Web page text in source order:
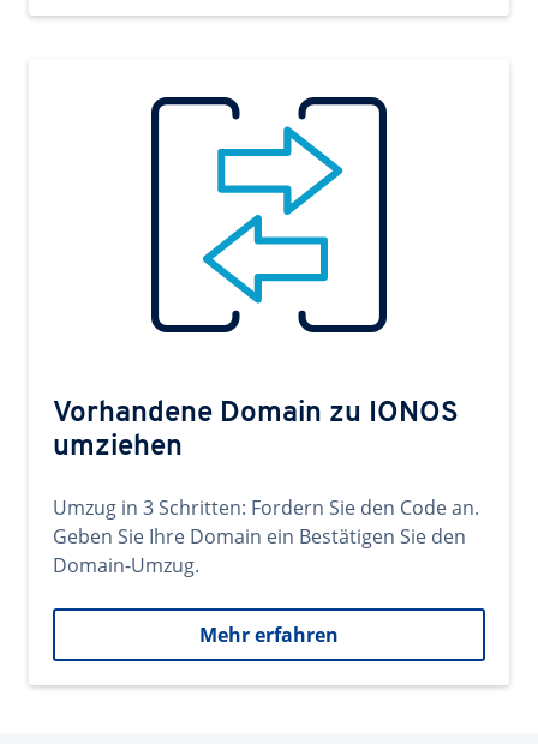
Vorhandene Domain zu IONOS
umziehen
Umzug in 3 Schritten: Fordern Sie den Code an.
Geben Sie Ihre Domain ein Bestätigen Sie den
Domain-Umzug.
Mehr erfahren